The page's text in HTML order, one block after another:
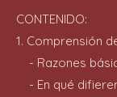
CONTENIDO:
1. Comprensión
- Razones
- En qué